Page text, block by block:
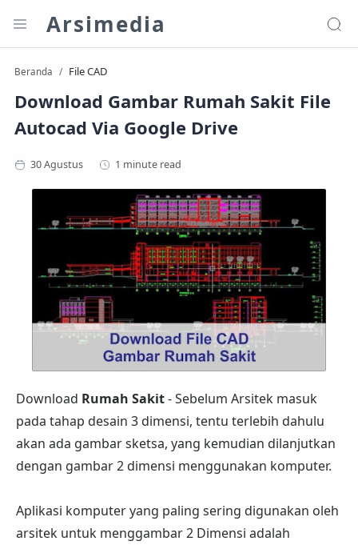
Arsimedia
Beranda File CAD
Download Gambar Rumah Sakit File
Autocad Via Google Drive
1 minute read
Download Rumah Sakit- Sebelum Arsitek masuk
pada tahap desain 3 dimensi, tentu terlebih dahulu
akan ada gambar sketsa, yang kemudian dilanjutkan
dengan gambar 2 dimensi menggunakan komputer.
Aplikasi komputer yang paling sering digunakan oleh
arsitek untuk menggambar 2 Dimensi adalah